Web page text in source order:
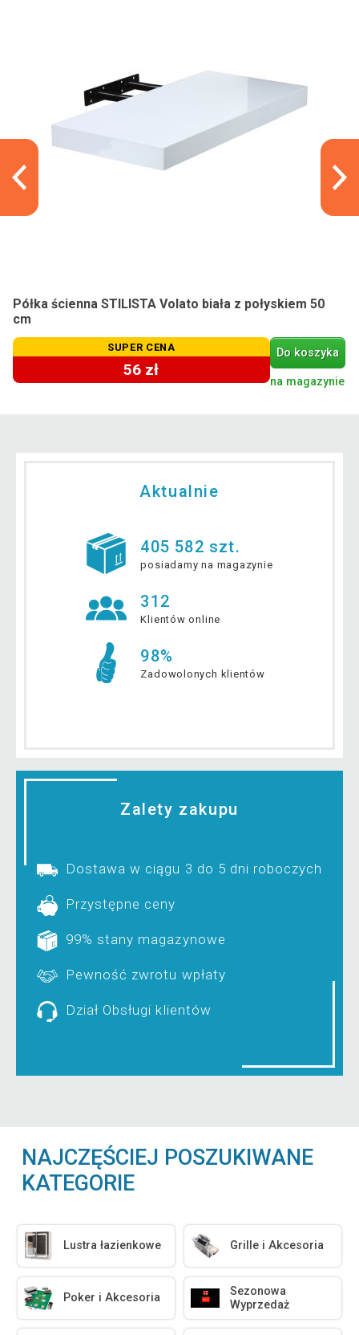
Półka ścienna STILISTA Volato biała z połyskiem 50
cm
SUPER CENA
56 zł
Do koszyka
na magazynie
Aktualnie
405 582 szt.
posiadamy na magazynie
312
Klientów online
98%
Zadowolonych klientów
Zalety zakupu
Dostawa w ciągu 3 do 5 dni roboczych
Przystępne ceny
99% stany magazynowe
Pewność zwrotu wpłaty
Dział Obsługi klientów
NAJCZĘŚCIEJ POSZUKIWANE
KATEGORIE
Lustra łazienkowe Grille i Akcesoria
Poker i Akcesoria
Sezonowa
Wyprzedaż